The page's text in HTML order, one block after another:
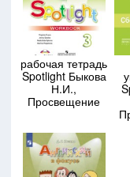
рабочая тетрадь
Spotlight Быкова
Н.И.,
Просвещение